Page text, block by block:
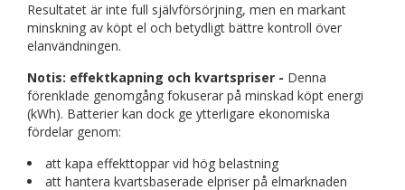
Resultatet är inte full självförsörjning, men en markant
minskning av köpt el och betydligt bättre kontroll över
elanvändningen.
Notis: effektkapning och kvartspriser - Denna
förenklade genomgång fokuserar på minskad köpt energi
(kWh). Batterier kan dock ge ytterligare ekonomiska
fördelar genom:
att kapa effekttoppar vid hög belastning
att hantera kvartsbaserade elpriser på elmarknaden